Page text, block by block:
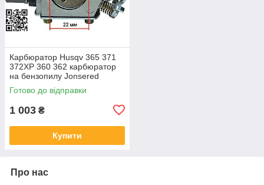
Карбюратор Husqv 365 371
372XP 360 362 карбюратор
на бензопилу Jonsered
CS2065 HU 365 372 HD-12
HD-6 5032818-01 503 28 32-
Готово до відправки
1 003 ₴
Купити
Про нас